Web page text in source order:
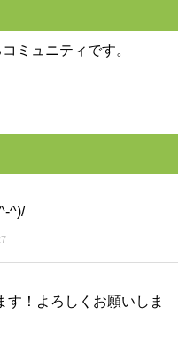
ミュニティです。
^)/
す！よろしくお願いしま